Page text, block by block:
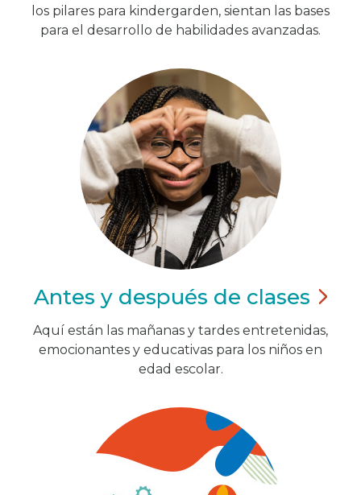
los pilares para kindergarden, sientan las bases
para el desarrollo de habilidades avanzadas.
Antes y después de clases
Aquí están las mañanas y tardes entretenidas,
emocionantes y educativas para los niños en
edad escolar.